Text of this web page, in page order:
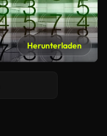
Herunterladen